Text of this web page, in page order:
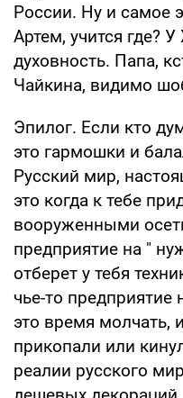
России. Ну и самое
Артем, учится где?
духовность. Папа,
Чайкина, видимо
Эпилог. Если кто
это гармошки и
Русский мир,
это когда к тебе
вооруженными
предприятие на "
отберет у тебя
чье-то
это время молчать,
прикопали или
реалии русского